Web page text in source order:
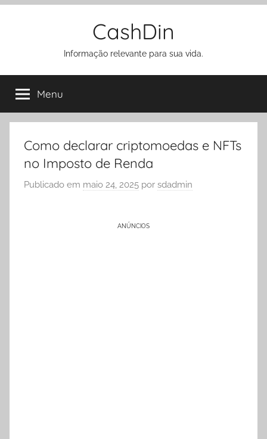
CashDin
Informação relevante para sua vida.
Menu
Como declarar criptomoedas e NFTs
no Imposto de Renda
Publicado em maio 24, 2025 por sdadmin
ANÚNCIOS